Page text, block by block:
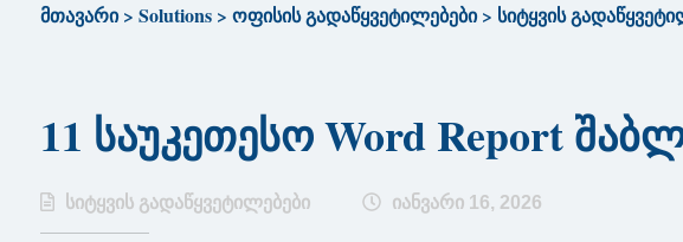
მთავარი> Solutions> ოფისის გადაწყვეტილებები> სიტყვის
11 საუკეთესო Word Report
სიტყვის გადაწყვეტილებები იანვარი 16, 2026